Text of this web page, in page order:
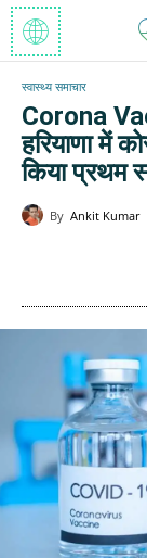
स्वास्थ्य समाचार
Corona
हरियाणा में
किया प्रथम
By Ankit Kumar